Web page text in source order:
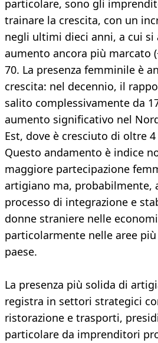
particolare, sono gli
trainare la crescita, con un
negli ultimi dieci anni, a cui si
aumento ancora più marcato
70. La presenza femminile è
crescita: nel decennio, il
salito complessivamente da
aumento significativo nel
Est, dove è cresciuto di oltre
Questo andamento è indice
maggiore partecipazione
artigiano ma, probabilmente,
processo di integrazione e
donne straniere nelle
particolarmente nelle aree
paese.
La presenza più solida di
registra in settori strategici
ristorazione e trasporti,
particolare da imprenditori